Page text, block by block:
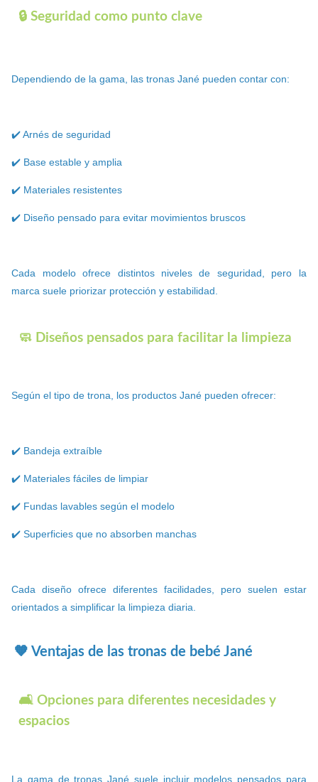
🔒 Seguridad como punto clave
Dependiendo de la gama, las tronas Jané pueden contar con:
✔️ Arnés de seguridad
✔️ Base estable y amplia
✔️ Materiales resistentes
✔️ Diseño pensado para evitar movimientos bruscos
Cada modelo ofrece distintos niveles de seguridad, pero la
marca suele priorizar protección y estabilidad.
🧼 Diseños pensados para facilitar la limpieza
Según el tipo de trona, los productos Jané pueden ofrecer:
✔️ Bandeja extraíble
✔️ Materiales fáciles de limpiar
✔️ Fundas lavables según el modelo
✔️ Superficies que no absorben manchas
Cada diseño ofrece diferentes facilidades, pero suelen estar
orientados a simplificar la limpieza diaria.
🧡 Ventajas de las tronas de bebé Jané
🛋️ Opciones para diferentes necesidades y
espacios
La gama de tronas Jané suele incluir modelos pensados para